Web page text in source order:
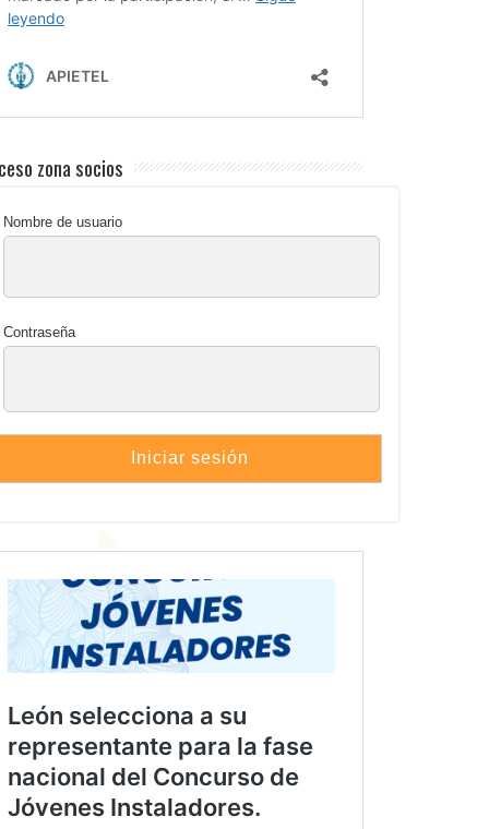
zona socios
Nombre de usuario
Contraseña